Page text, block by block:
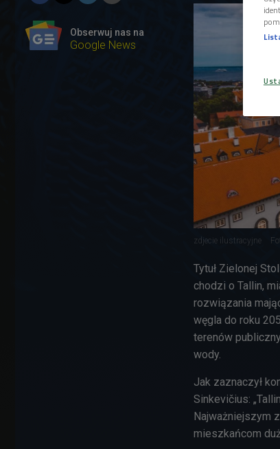
Obserwuj nas na
Google News
zdjecie ilustracyjne
Tytuł Zielonej
chodzi o Tallin,
rozwiązania
węgla do roku
terenów
wody.
Jak zaznaczył
Sinkevičius:
Najważniejszym
mieszkańcom